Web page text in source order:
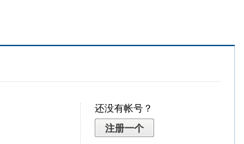
还没有帐号？
注册一个